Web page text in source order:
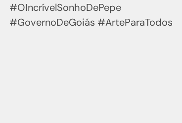
#OIncrívelSonhoDePepe
#GovernoDeGoiás #ArteParaTodos